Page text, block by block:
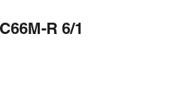
C66M-R 6/1